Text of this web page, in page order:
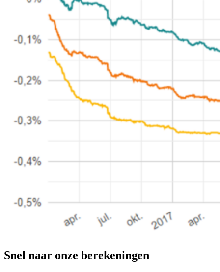
Snel naar onze berekeningen